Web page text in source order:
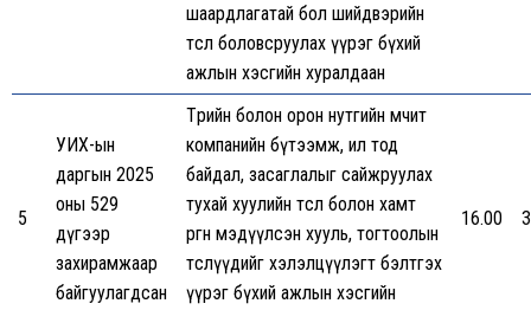
шаардлагатай бол шийдвэрийн
төсөл боловсруулах үүрэг бүхий
ажлын хэсгийн хуралдаан
5
УИХ-ын
даргын 2025
оны 529
дүгээр
захирамжаар
байгуулагдсан
Төрийн болон орон нутгийн өмчит
компанийн бүтээмж, ил тод
байдал, засаглалыг сайжруулах
тухай хуулийн төсөл болон хамт
өргөн мэдүүлсэн хууль, тогтоолын
төслүүдийг хэлэлцүүлэгт бэлтгэх
үүрэг бүхий ажлын хэсгийн
16.00